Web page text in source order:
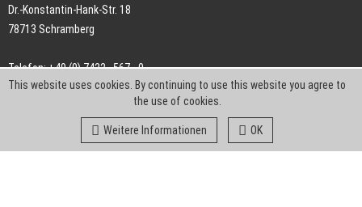
Dr.-Konstantin-Hank-Str. 18
78713 Schramberg
Telefon: +49 (0) 7422 . 567 - 0
Telefax: +49 (0) 7422 . 567 - 239
info-ch@kern-liebers.com
This website uses cookies. By continuing to use this website you agree to
the use of cookies.
Weitere Informationen OK